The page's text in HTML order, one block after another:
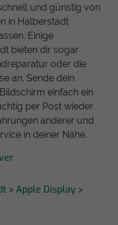
und günstig von
in Halberstadt
Einige
bieten dir sogar
oder die
an. Sende dein
einfach ein
per Post wieder
anderer und
in deiner Nähe.
> Apple Display >